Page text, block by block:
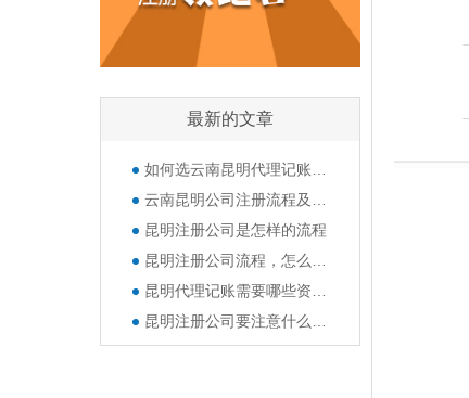
最新的文章
如何选云南昆明代理记账公司呢？
云南昆明公司注册流程及所需准备的资料
昆明注册公司是怎样的流程
昆明注册公司流程，怎么注册公司？
昆明代理记账需要哪些资料？公司的那些章都有什么作用？
昆明注册公司要注意什么？经营范围填写